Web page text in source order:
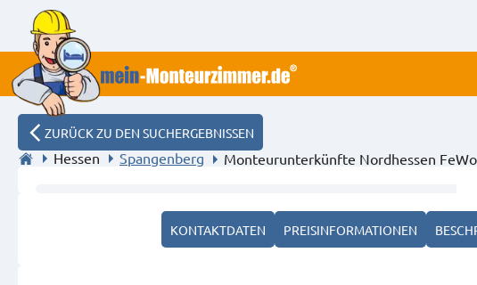
ZURÜCK ZU DEN SUCHERGEBNISSEN
Hessen Spangenberg
Monteurunterkünfte Nordhessen
KONTAKTDATEN PREISINFORMATIONEN